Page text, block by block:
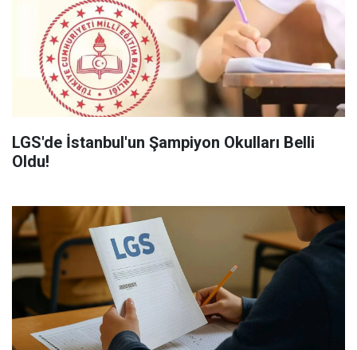
LGS'de İstanbul'un Şampiyon Okulları Belli
Oldu!